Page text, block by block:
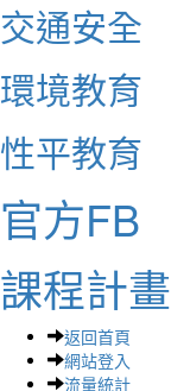
交通安全
環境教育
性平教育
官方FB
課程計畫
返回首頁
網站登入
流量統計